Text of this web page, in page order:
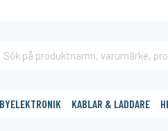
KABLAR & LADDARE